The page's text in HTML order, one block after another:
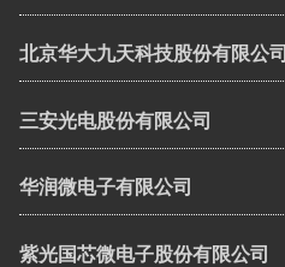
北京华大九天科技股份有限公司
三安光电股份有限公司
华润微电子有限公司
紫光国芯微电子股份有限公司